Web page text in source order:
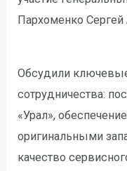
Пархоменко
Обсудили
сотрудничества:
«Урал»,
оригинальными
качество